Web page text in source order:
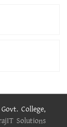
College,
Solutions